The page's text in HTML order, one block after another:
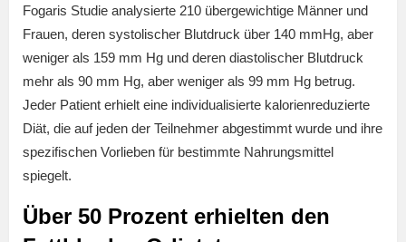
Fogaris Studie analysierte 210 übergewichtige Männer und
Frauen, deren systolischer Blutdruck über 140 mmHg, aber
weniger als 159 mm Hg und deren diastolischer Blutdruck
mehr als 90 mm Hg, aber weniger als 99 mm Hg betrug.
Jeder Patient erhielt eine individualisierte kalorienreduzierte
Diät, die auf jeden der Teilnehmer abgestimmt wurde und ihre
spezifischen Vorlieben für bestimmte Nahrungsmittel
spiegelt.
Über 50 Prozent erhielten den